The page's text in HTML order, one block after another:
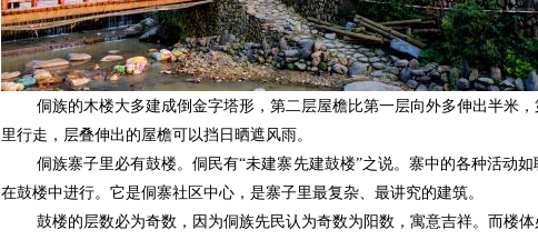
侗族的木楼大多建成倒金字塔形，第二层屋檐比第一层向外多伸出半米
里行走，层叠伸出的屋檐可以挡日晒遮风雨。
侗族寨子里必有鼓楼。侗民有“未建寨先建鼓楼”之说。寨中的各种活动
在鼓楼中进行。它是侗寨社区中心，是寨子里最复杂、最讲究的建筑。
鼓楼的层数必为奇数，因为侗族先民认为奇数为阳数，寓意吉祥。而楼